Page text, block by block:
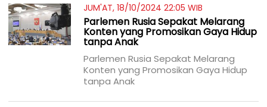
JUM'AT, 18/10/2024 22:05 WIB
Parlemen Rusia Sepakat Melarang
Konten yang Promosikan Gaya Hidup
tanpa Anak
Parlemen Rusia Sepakat Melarang
Konten yang Promosikan Gaya Hidup
tanpa Anak